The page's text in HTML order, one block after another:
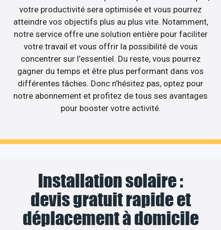
votre productivité sera optimisée et vous pourrez
atteindre vos objectifs plus au plus vite. Notamment,
notre service offre une solution entière pour faciliter
votre travail et vous offrir la possibilité de vous
concentrer sur l’essentiel. Du reste, vous pourrez
gagner du temps et être plus performant dans vos
différentes tâches. Donc n’hésitez pas, optez pour
notre abonnement et profitez de tous ses avantages
pour booster votre activité.
Installation solaire :
devis gratuit rapide et
déplacement à domicile